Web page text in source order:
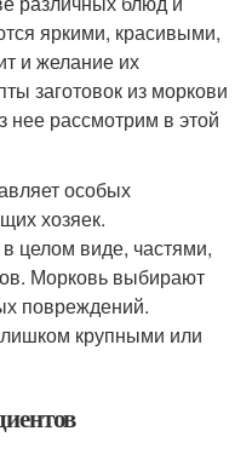
яркими, красивыми,
и желание их
заготовок из моркови
нее рассмотрим в этой
особых
хозяек.
целом виде, частями,
Морковь выбирают
повреждений.
крупными или